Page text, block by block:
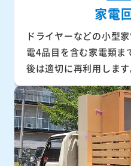
家電
ドライヤーなどの小型
電4品目を含む家電類ま
後は適切に再利用します